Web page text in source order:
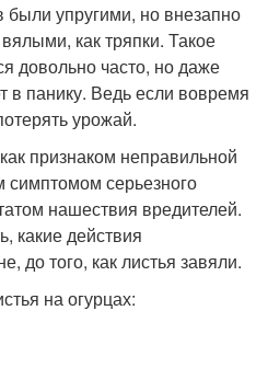
были упругими, но внезапно
как тряпки. Такое
довольно часто, но даже
в панику. Ведь если вовремя
урожай.
признаком неправильной
симптомом серьезного
нашествия вредителей.
какие действия
до того, как листья завяли.
на огурцах: